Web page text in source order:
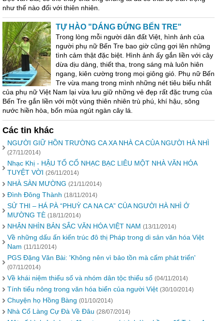
như thế nào đối với thiên nhiên.
TỰ HÀO "DÁNG ĐỨNG BẾN TRE"
Trong lòng mỗi người dân đất Việt, hình ảnh của
người phụ nữ Bến Tre bao giờ cũng gợi lên những
tình cảm thật đặc biệt. Hình ảnh ấy gắn liền với cây
dừa dịu dàng, thiết tha, trong sáng mà luôn hiên
ngang, kiên cường trong mọi giông gió. Phụ nữ Bến
Tre vừa mang trong mình những nét tiêu biểu nhất
của phụ nữ Việt Nam lại vừa lưu giữ những vẻ đẹp rất đặc trưng của
Bến Tre gắn liền với một vùng thiên nhiên trù phú, khí hậu, sông
nước hiền hòa, bốn mùa ngút ngàn cây lá.
Các tin khác
NGƯỜI GIỮ HỒN TRƯỜNG CA XA NHÀ CA CỦA NGƯỜI HÀ NHÌ
(27/11/2014)
Nhạc Khị - HẬU TỔ CỔ NHẠC BẠC LIÊU MỘT NHÀ VĂN HÓA
TUYỆT VỜI (26/11/2014)
NHÀ SÀN MƯỜNG (21/11/2014)
Đình Đông Thành (18/11/2014)
SỬ THI – HÁ PÀ “PHUỲ CA NA CA” CỦA NGƯỜI HÀ NHÌ Ở
MƯỜNG TÈ (18/11/2014)
NHẬN NHÌN BẢN SẮC VĂN HÓA VIỆT NAM (13/11/2014)
Về những dấu ấn kiến trúc đô thị Pháp trong di sản văn hóa Việt
Nam (11/11/2014)
PGS Đặng Văn Bài: 'Không nên vì bảo tồn mà cấm phát triển'
(07/11/2014)
Về khái niệm thiểu số và nhóm dân tộc thiểu số (04/11/2014)
Tính tiểu nông trong văn hóa biển của người Việt (30/10/2014)
Chuyện họ Hồng Bàng (01/10/2014)
Nhà Cổ Làng Cự Đà Về Đâu (28/07/2014)